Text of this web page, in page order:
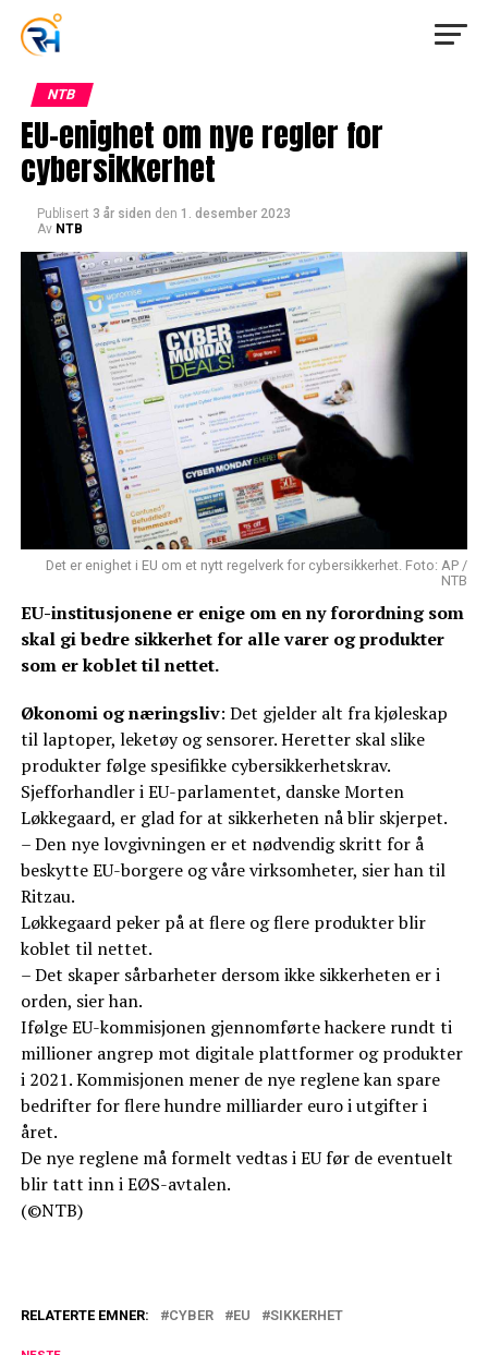
NTB
EU-enighet om nye regler for
cybersikkerhet
Publisert 3 år siden den 1. desember 2023
Av NTB
Det er enighet i EU om et nytt regelverk for cybersikkerhet. Foto: AP /
NTB
EU-institusjonene er enige om en ny forordning som
skal gi bedre sikkerhet for alle varer og produkter
som er koblet til nettet.
Økonomi og næringsliv: Det gjelder alt fra kjøleskap
til laptoper, leketøy og sensorer. Heretter skal slike
produkter følge spesifikke cybersikkerhetskrav.
Sjefforhandler i EU-parlamentet, danske Morten
Løkkegaard, er glad for at sikkerheten nå blir skjerpet.
– Den nye lovgivningen er et nødvendig skritt for å
beskytte EU-borgere og våre virksomheter, sier han til
Ritzau.
Løkkegaard peker på at flere og flere produkter blir
koblet til nettet.
– Det skaper sårbarheter dersom ikke sikkerheten er i
orden, sier han.
Ifølge EU-kommisjonen gjennomførte hackere rundt ti
millioner angrep mot digitale plattformer og produkter
i 2021. Kommisjonen mener de nye reglene kan spare
bedrifter for flere hundre milliarder euro i utgifter i
året.
De nye reglene må formelt vedtas i EU før de eventuelt
blir tatt inn i EØS-avtalen.
(©NTB)
RELATERTE EMNER: CYBER EU SIKKERHET